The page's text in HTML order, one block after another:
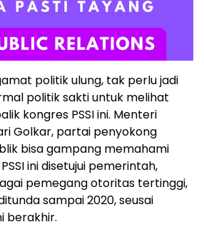
politik ulung, tak perlu jadi
politik sakti untuk melihat
kongres PSSI ini. Menteri
Golkar, partai penyokong
bisa gampang memahami
ini disetujui pemerintah,
pemegang otoritas tertinggi,
sampai 2020, seusai
berakhir.